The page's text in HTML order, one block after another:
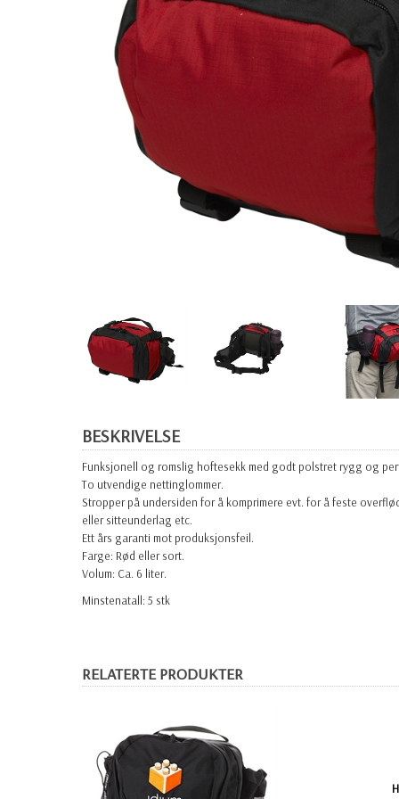
BESKRIVELSE
Funksjonell og romslig hoftesekk med godt polstret rygg og
To utvendige nettinglommer.
Stropper på undersiden for å komprimere evt. for å feste
eller sitteunderlag etc.
Ett års garanti mot produksjonsfeil.
Farge: Rød eller sort.
Volum: Ca. 6 liter.
Minstenatall: 5 stk
RELATERTE PRODUKTER